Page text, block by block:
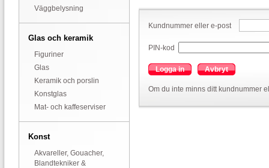
Väggbelysning
Glas och keramik
Figuriner
Glas
Keramik och porslin
Konstglas
Mat- och kaffeserviser
Konst
Akvareller, Gouacher,
Blandtekniker &
Kundnummer eller e-post
PIN-kod
Logga in Avbryt
Om du inte minns ditt kundnummer